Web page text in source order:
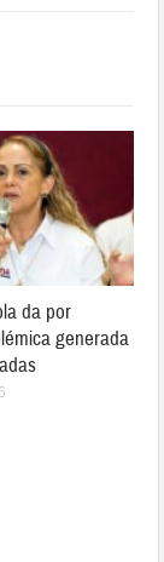
da por
generada